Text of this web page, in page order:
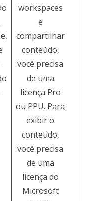
workspaces
e
compartilhar
conteúdo,
você precisa
de uma
licença Pro
ou PPU. Para
exibir o
conteúdo,
você precisa
de uma
licença do
Microsoft